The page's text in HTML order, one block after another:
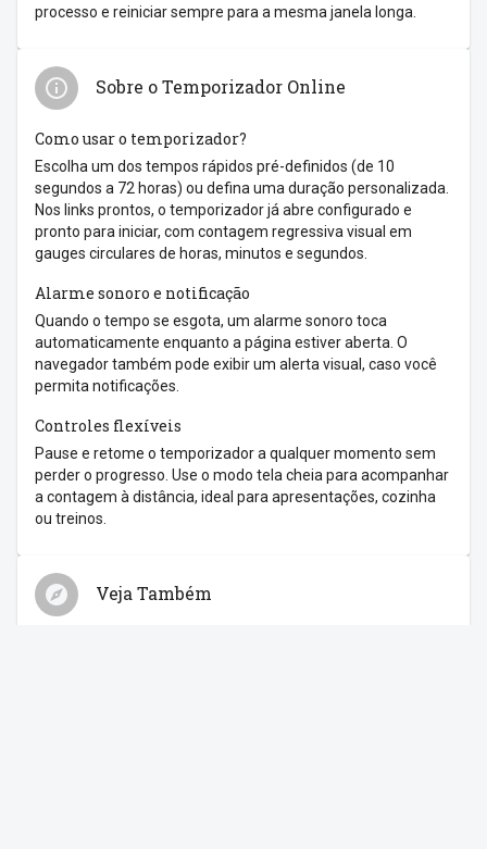
processo e reiniciar sempre para a mesma janela longa.
Sobre o Temporizador Online
Como usar o temporizador?
Escolha um dos tempos rápidos pré-definidos (de 10
segundos a 72 horas) ou defina uma duração personalizada.
Nos links prontos, o temporizador já abre configurado e
pronto para iniciar, com contagem regressiva visual em
gauges circulares de horas, minutos e segundos.
Alarme sonoro e notificação
Quando o tempo se esgota, um alarme sonoro toca
automaticamente enquanto a página estiver aberta. O
navegador também pode exibir um alerta visual, caso você
permita notificações.
Controles flexíveis
Pause e retome o temporizador a qualquer momento sem
perder o progresso. Use o modo tela cheia para acompanhar
a contagem à distância, ideal para apresentações, cozinha
ou treinos.
Veja Também